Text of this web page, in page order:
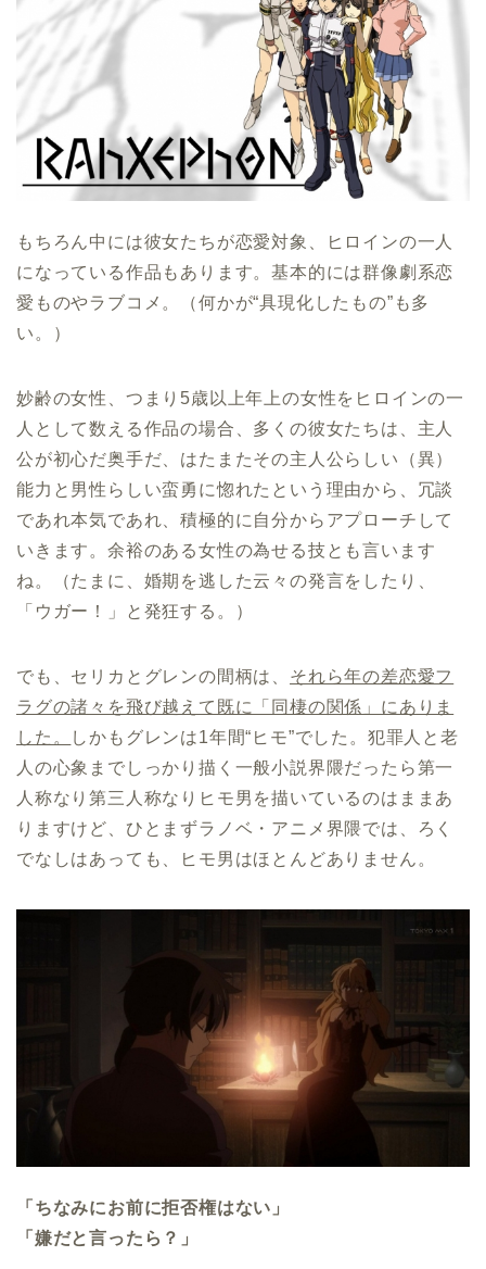
もちろん中には彼女たちが恋愛対象、ヒロインの一人
になっている作品もあります。基本的には群像劇系恋
愛ものやラブコメ。（何かが“具現化したもの”も多
い。）
妙齢の女性、つまり5歳以上年上の女性をヒロインの一
人として数える作品の場合、多くの彼女たちは、主人
公が初心だ奥手だ、はたまたその主人公らしい（異）
能力と男性らしい蛮勇に惚れたという理由から、冗談
であれ本気であれ、積極的に自分からアプローチして
いきます。余裕のある女性の為せる技とも言います
ね。（たまに、婚期を逃した云々の発言をしたり、
「ウガー！」と発狂する。）
でも、セリカとグレンの間柄は、 それら年の差恋愛フ
ラグの諸々を飛び越えて既に「同棲の関係」にありま
した。
しかもグレンは1年間“ヒモ”でした。犯罪人と老
人の心象までしっかり描く一般小説界隈だったら第一
人称なり第三人称なりヒモ男を描いているのはままあ
りますけど、ひとまずラノベ・アニメ界隈では、ろく
でなしはあっても、ヒモ男はほとんどありません。
「ちなみにお前に拒否権はない」
「嫌だと言ったら？」